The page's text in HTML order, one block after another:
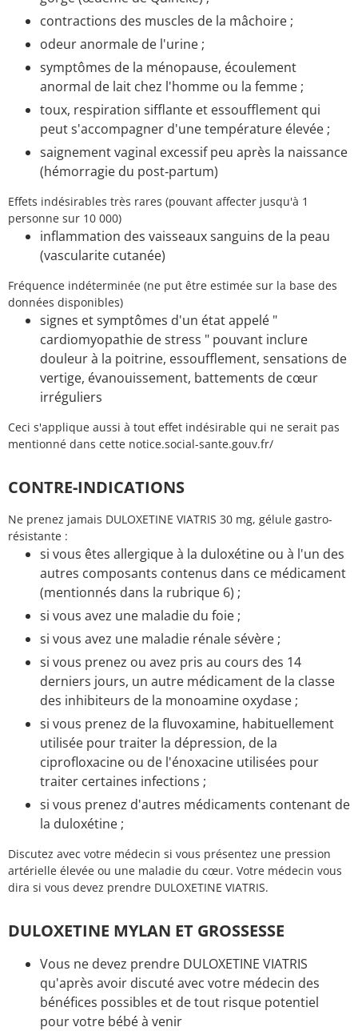
contractions des muscles de la mâchoire ;
odeur anormale de l'urine ;
symptômes de la ménopause, écoulement
anormal de lait chez l'homme ou la femme ;
toux, respiration sifflante et essoufflement qui
peut s'accompagner d'une température élevée ;
saignement vaginal excessif peu après la naissance
(hémorragie du post‑partum)
Effets indésirables très rares (pouvant affecter jusqu'à 1
personne sur 10 000)
inflammation des vaisseaux sanguins de la peau
(vascularite cutanée)
Fréquence indéterminée (ne put être estimée sur la base des
données disponibles)
signes et symptômes d'un état appelé "
cardiomyopathie de stress " pouvant inclure
douleur à la poitrine, essoufflement, sensations de
vertige, évanouissement, battements de cœur
irréguliers
Ceci s'applique aussi à tout effet indésirable qui ne serait pas
mentionné dans cette notice.social-sante.gouv.fr/
CONTRE-INDICATIONS
Ne prenez jamais DULOXETINE VIATRIS 30 mg, gélule gastro-
résistante :
si vous êtes allergique à la duloxétine ou à l'un des
autres composants contenus dans ce médicament
(mentionnés dans la rubrique 6) ;
si vous avez une maladie du foie ;
si vous avez une maladie rénale sévère ;
si vous prenez ou avez pris au cours des 14
derniers jours, un autre médicament de la classe
des inhibiteurs de la monoamine oxydase ;
si vous prenez de la fluvoxamine, habituellement
utilisée pour traiter la dépression, de la
ciprofloxacine ou de l'énoxacine utilisées pour
traiter certaines infections ;
si vous prenez d'autres médicaments contenant de
la duloxétine ;
Discutez avec votre médecin si vous présentez une pression
artérielle élevée ou une maladie du cœur. Votre médecin vous
dira si vous devez prendre DULOXETINE VIATRIS.
DULOXETINE MYLAN ET GROSSESSE
Vous ne devez prendre DULOXETINE VIATRIS
qu'après avoir discuté avec votre médecin des
bénéfices possibles et de tout risque potentiel
pour votre bébé à venir